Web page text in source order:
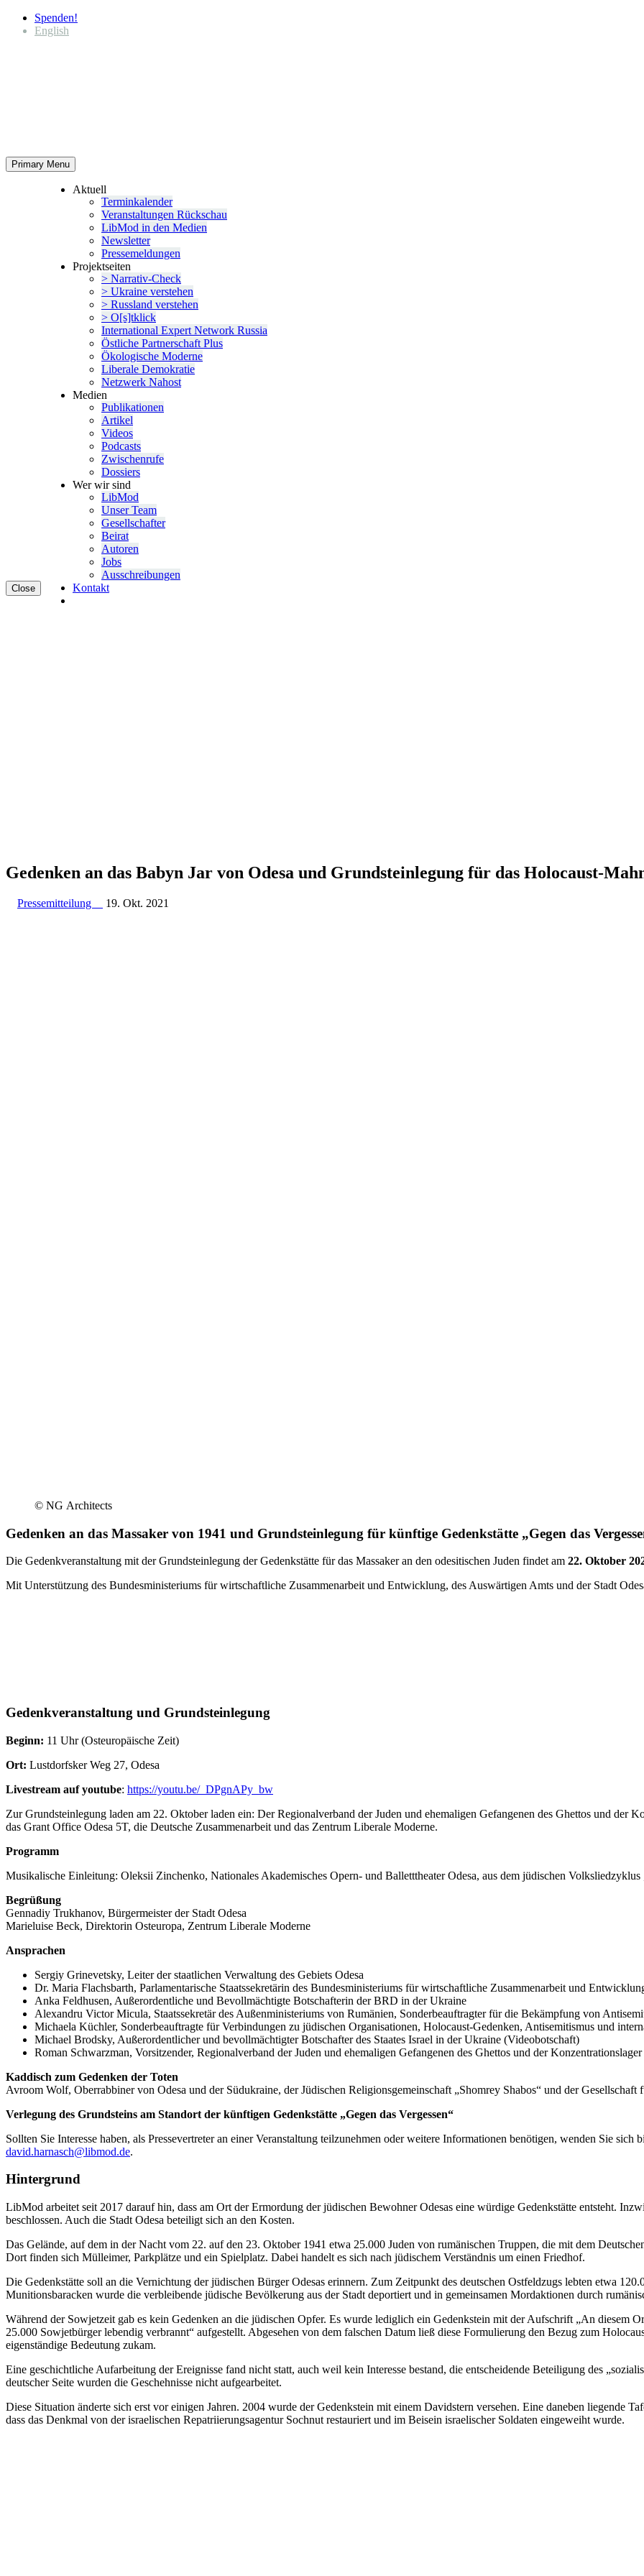
Spenden!
English
Primary Menu
Close
Aktuell
Termin­ka­lender
Veran­stal­tungen Rückschau
LibMod in den Medien
Newsletter
Presse­mel­dungen
Projekt­seiten
> Narrativ-Check
> Ukraine verstehen
> Russland verstehen
> O[s]tklick
Inter­na­tional Expert Network Russia
Östliche Partner­schaft Plus
Ökolo­gische Moderne
Liberale Demokratie
Netzwerk Nahost
Medien
Publi­ka­tionen
Artikel
Videos
Podcasts
Zwischenrufe
Dossiers
Wer wir sind
LibMod
Unser Team
Gesell­schafter
Beirat
Autoren
Jobs
Ausschrei­bungen
Kontakt
Gedenken an das Babyn Jar von Odesa und Grund­stein­legung für das Holocaust-
Pressemitteilung 19. Okt. 2021
© NG Architects
Gedenken an das Massaker von 1941 und Grund­stein­legung für künftige Gedenk­stätte „Gegen das
Die Gedenk­ver­an­staltung mit der Grund­stein­legung der Gedenk­stätte für das Massaker an den odesi­ti­schen Juden findet am 22. Oktober
Mit Unter­stützung des Bundes­mi­nis­te­riums für wirtschaft­liche Zusam­men­arbeit und Entwicklung, des Auswär­tigen Amts und der Stadt
Gedenk­ver­an­staltung und Grundsteinlegung
Beginn: 11 Uhr (Osteu­ro­päische Zeit)
Ort: Lustdorfsker Weg 27, Odesa
Livestream auf youtube: https://youtu.be/_DPgnAPy_bw
Zur Grund­stein­legung laden am 22. Oktober laden ein: Der Regio­nal­verband der Juden und ehema­ligen Gefan­genen des Ghettos und der
das Grant Office Odesa 5T, die Deutsche Zusam­men­arbeit und das Zentrum Liberale Moderne.
Programm
Musika­lische Einleitung: Oleksii Zinchenko, Natio­nales Akade­mi­sches Opern- und Ballett­theater Odesa, aus dem jüdischen Volks­lied­zyklus
Begrüßung
Gennadiy Trukhanov, Bürger­meister der Stadt Odesa
Marie­luise Beck, Direk­torin Osteuropa, Zentrum Liberale Moderne
Ansprachen
Sergiy Grinevetsky, Leiter der staat­lichen Verwaltung des Gebiets Odesa
Dr. Maria Flachs­barth, Parla­men­ta­rische Staats­se­kre­tärin des Bundes­mi­nis­te­riums für wirtschaft­liche Zusam­men­arbeit und
Anka Feldhusen, Außer­or­dent­liche und Bevoll­mäch­tigte Botschaf­terin der BRD in der Ukraine
Alexandru Victor Micula, Staats­se­kretär des Außen­mi­nis­te­riums von Rumänien, Sonder­be­auf­tragter für die Bekämpfung von
Michaela Küchler, Sonder­be­auf­tragte für Verbin­dungen zu jüdischen Organi­sa­tionen, Holocaust-Gedenken, Antise­mi­tismus und
Michael Brodsky, Außer­or­dent­licher und bevoll­mäch­tigter Botschafter des Staates Israel in der Ukraine (Video­bot­schaft)
Roman Schwarzman, Vorsit­zender, Regio­nal­verband der Juden und ehema­ligen Gefan­genen des Ghettos und der Konzen­tra­ti­ons­lager
Kaddisch zum Gedenken der Toten
Avroom Wolf, Oberrab­biner von Odesa und der Südukraine, der Jüdischen Religi­ons­ge­mein­schaft „Shomrey Shabos“ und der
Verlegung des Grund­steins am Standort der künftigen Gedenk­stätte „Gegen das Vergessen“
Sollten Sie Interesse haben, als Presse­ver­treter an einer Veran­staltung teilzu­nehmen oder weitere Infor­ma­tionen benötigen, wenden Sie
david.harnasch@libmod.de.
Hinter­grund
LibMod arbei­tet seit 2017 darauf hin, dass am Ort der Ermor­dung der jüdi­schen Bewoh­ner Odesas eine würdige Gedenk­stätte ent­steht.
beschlossen. Auch die Stadt Odesa beteiligt sich an den Kosten.
Das Gelände, auf dem in der Nacht vom 22. auf den 23. Oktober 1941 etwa 25.000 Juden von rumäni­schen Truppen, die mit dem
Dort finden sich Müll­ei­mer, Park­plätze und ein Spiel­platz. Dabei handelt es sich nach jüdi­schem Ver­ständ­nis um einen Friedhof.
Die Gedenk­stätte soll an die Vernichtung der jüdischen Bürger Odesas erinnern. Zum Zeitpunkt des deutschen Ostfeldzugs lebten etwa
Muniti­ons­ba­racken wurde die verblei­bende jüdische Bevöl­kerung aus der Stadt depor­tiert und in gemein­samen Mordak­tionen durch
Während der Sowjet­zeit gab es kein Geden­ken an die jüdi­schen Opfer. Es wurde ledig­lich ein Gedenk­stein mit der Auf­schrift „An diesem
25.000 Sowjet­bür­ger leben­dig ver­brannt“ aufge­stellt. Abge­se­hen von dem falschen Datum ließ diese For­mu­lie­rung den Bezug zum
eigen­ständige Bedeutung zukam.
Eine geschicht­li­che Auf­ar­bei­tung der Ereig­nisse fand nicht statt, auch weil kein Inter­esse bestand, die ent­schei­dende Betei­li­gung des
deutscher Seite wurden die Gescheh­nisse nicht aufgearbeitet.
Diese Situa­tion änderte sich erst vor einigen Jahren. 2004 wurde der Gedenk­stein mit einem David­stern ver­se­hen. Eine daneben lie­gende
dass das Denkmal von der israe­li­schen Repa­tri­ie­rungs­agen­tur Sochnut restau­riert und im Beisein israe­li­scher Sol­da­ten ein­ge­weiht wurde.